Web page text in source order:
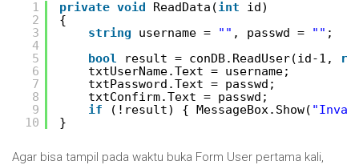
1
2
3
4
5
6
7
8
9
10
private void ReadData(int
id)
{
string
username = "" , passwd = "" ;
bool
result = conDB.ReadUser(id-1,
txtUserName.Text = username;
txtPassword.Text = passwd;
txtConfirm.Text = passwd;
if
(!result) { MessageBox.Show(
}
Agar bisa tampil pada waktu buka Form User pertama kali,